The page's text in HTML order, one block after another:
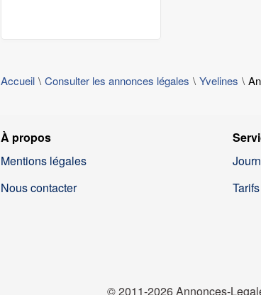
Accueil Consulter les annonces légales Yvelines
À propos
Mentions légales
Nous contacter
Tarifs
© 2011-2026 Annonces-